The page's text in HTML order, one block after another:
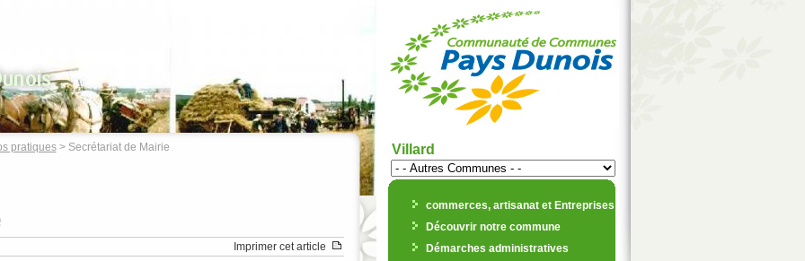
pratiques> Secrétariat de Mairie
Imprimer cet article
Villard
commerces, artisanat et Entreprises
Découvrir notre commune
Démarches administratives